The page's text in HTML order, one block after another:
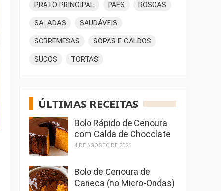
PRATO PRINCIPAL PÃES ROSCAS
SALADAS SAUDÁVEIS
SOBREMESAS SOPAS E CALDOS
SUCOS TORTAS
ÚLTIMAS RECEITAS
Bolo Rápido de Cenoura
com Calda de Chocolate
4 DE AGOSTO DE 2026
Bolo de Cenoura de
Caneca (no Micro-Ondas)